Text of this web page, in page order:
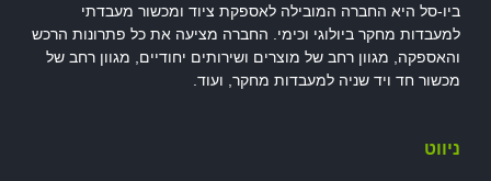
ביו-סל היא החברה המובילה לאספקת ציוד ומכשור מעבדתי
למעבדות מחקר ביולוגי וכימי. החברה מציעה את כל פתרונות הרכש
והאספקה, מגוון רחב של מוצרים ושירותים יחודיים, מגוון רחב של
מכשור חד ויד שניה למעבדות מחקר, ועוד.
ניווט